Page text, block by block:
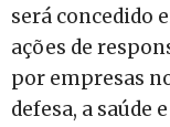
será concedido
ações de
por empresas
defesa, a saúde